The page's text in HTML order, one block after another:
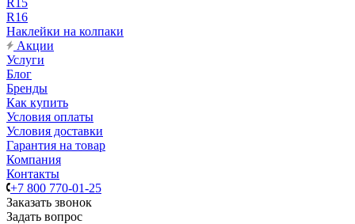
R15
R16
Наклейки на колпаки
Акции
Услуги
Блог
Бренды
Как купить
Условия оплаты
Условия доставки
Гарантия на товар
Компания
Контакты
+7 800 770-01-25
Заказать звонок
Задать вопрос